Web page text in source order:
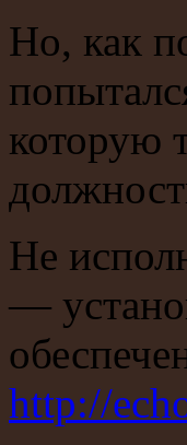
Но, как
которую
Не
—
http://